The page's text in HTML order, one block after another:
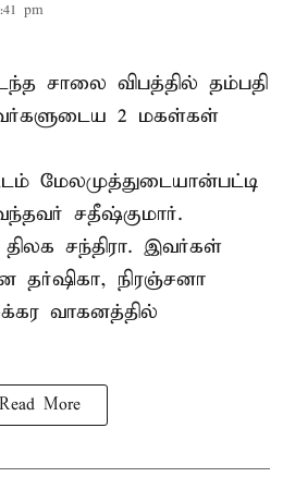
pm
சாலை விபத்தில் தம்பதி
2 மகள்கள்
மேலமுத்துடையான்பட்டி
சதீஷ்குமார்.
சந்திரா. இவர்கள்
தர்ஷிகா, நிரஞ்சனா
வாகனத்தில்
Read More